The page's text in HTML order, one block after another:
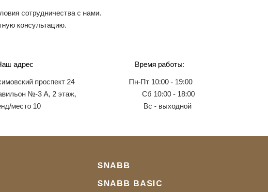
сотрудничества с нами.
консультацию.
адрес
проспект 24
№-3 А, 2 этаж,
место 10
Время работы:
Пн-Пт 10:00 - 19:00
Сб 10:00 - 18:00
Вс - выходной
SNABB
SNABB BASIC